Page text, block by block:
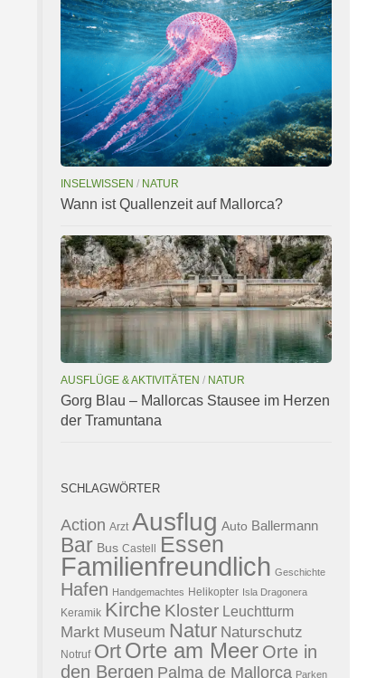
INSELWISSEN / NATUR
Wann ist Quallenzeit auf Mallorca?
AUSFLÜGE & AKTIVITÄTEN / NATUR
Gorg Blau – Mallorcas Stausee im Herzen
der Tramuntana
SCHLAGWÖRTER
Action Arzt Ausflug Auto Ballermann
Bar Bus Castell Essen
Familienfreundlich Geschichte
Hafen Handgemachtes Helikopter Isla Dragonera
Keramik Kirche Kloster Leuchtturm
Markt Museum Natur Naturschutz
Notruf Ort Orte am Meer Orte in
den Bergen Palma de Mallorca Parken